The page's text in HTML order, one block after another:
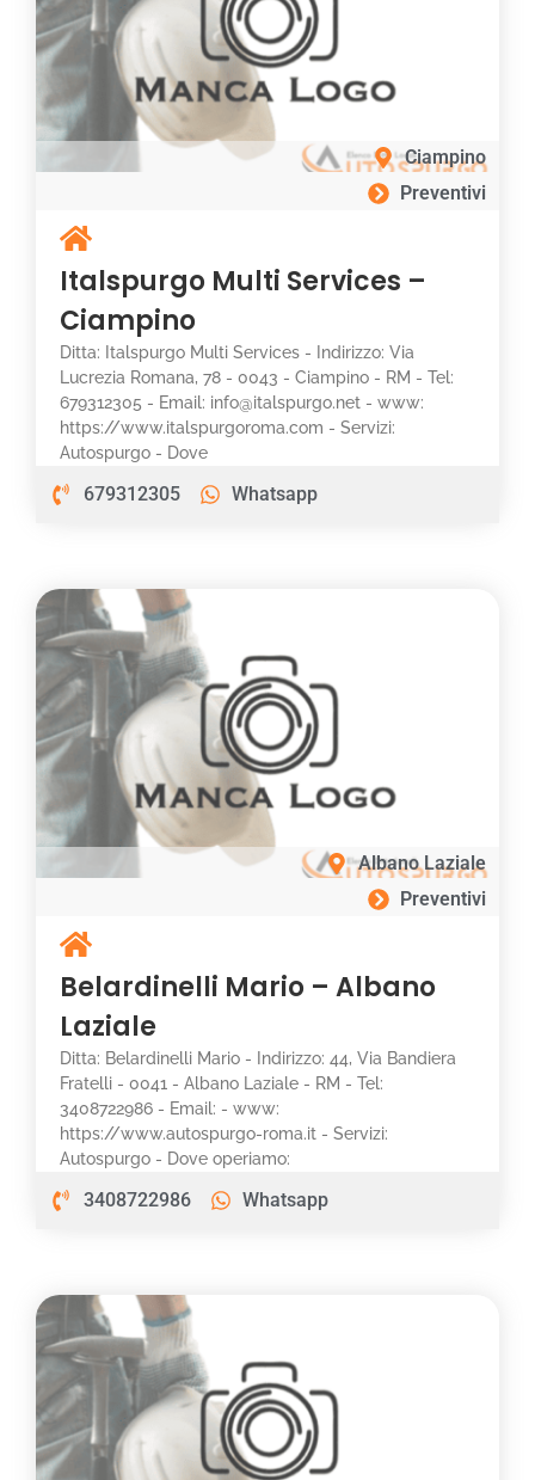
Ciampino
Preventivi
Italspurgo Multi Services –
Ciampino
Ditta: Italspurgo Multi Services - Indirizzo: Via
Lucrezia Romana, 78 - 0043 - Ciampino - RM - Tel:
679312305 - Email: info@italspurgo.net - www:
https://www.italspurgoroma.com - Servizi:
Autospurgo - Dove
679312305 Whatsapp
Albano Laziale
Preventivi
Belardinelli Mario – Albano
Laziale
Ditta: Belardinelli Mario - Indirizzo: 44, Via Bandiera
Fratelli - 0041 - Albano Laziale - RM - Tel:
3408722986 - Email: - www:
https://www.autospurgo-roma.it - Servizi:
Autospurgo - Dove operiamo:
3408722986 Whatsapp